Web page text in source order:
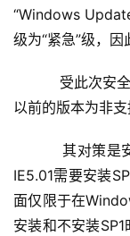
“Windows
级为“紧急”级，
受此次安全漏
以前的版本为非
其对策是安装
IE5.01需要安装
面仅限于在
安装和不安装